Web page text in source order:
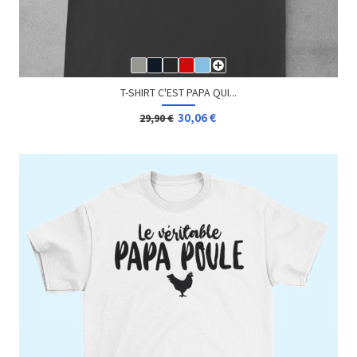
T-SHIRT C'EST PAPA QUI...
29,90 € 30,06 €